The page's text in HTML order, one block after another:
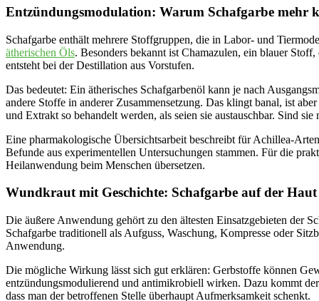
Entzündungsmodulation: Warum Schafgarbe mehr
Schafgarbe enthält mehrere Stoffgruppen, die in Labor- und
ätherischen Öls. Besonders bekannt ist Chamazulen, ein blauer
entsteht bei der Destillation aus Vorstufen.
Das bedeutet: Ein ätherisches Schafgarbenöl kann je nach
andere Stoffe in anderer Zusammensetzung. Das klingt banal, ist
und Extrakt so behandelt werden, als seien sie austauschbar. Sind sie
Eine pharmakologische Übersichtsarbeit beschreibt für Achillea-
Befunde aus experimentellen Untersuchungen stammen. Für die
Heilanwendung beim Menschen übersetzen.
Wundkraut mit Geschichte: Schafgarbe auf der Haut
Die äußere Anwendung gehört zu den ältesten Einsatzgebieten der
Schafgarbe traditionell als Aufguss, Waschung, Kompresse oder
Anwendung.
Die mögliche Wirkung lässt sich gut erklären: Gerbstoffe können
entzündungsmodulierend und antimikrobiell wirken. Dazu kommt
dass man der betroffenen Stelle überhaupt Aufmerksamkeit schenkt.